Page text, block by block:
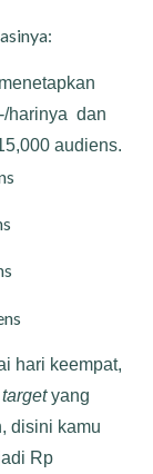
harinya dan
audiens.
hari keempat,
targetyang
disini kamu
Rp